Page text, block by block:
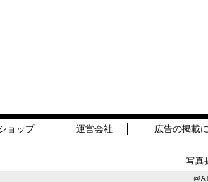
ョップ 運営会社 広告の掲載
写真